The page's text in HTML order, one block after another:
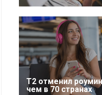
Т2 отменил
чем в 70 странах